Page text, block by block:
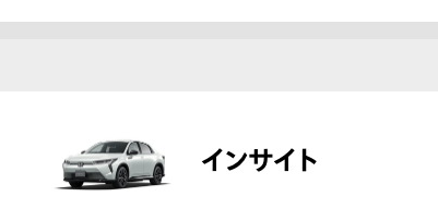
インサイト